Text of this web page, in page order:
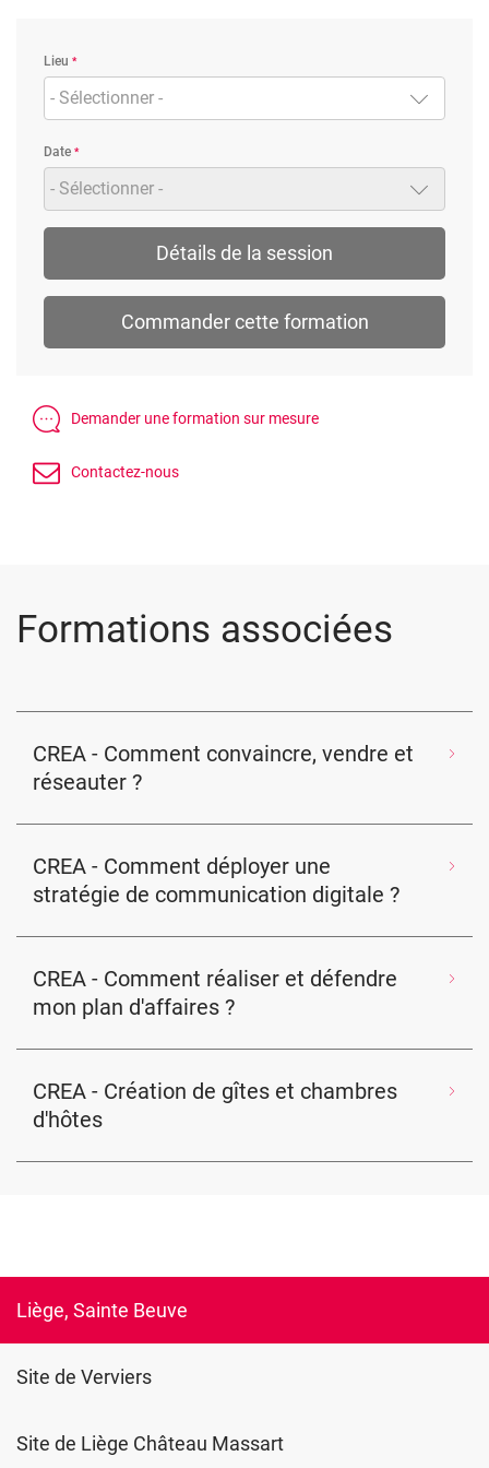
Lieu
- Sélectionner -
Date
- Sélectionner -
Formations associées
CREA - Comment convaincre, vendre et
réseauter ?
CREA - Comment déployer une
stratégie de communication digitale ?
CREA - Comment réaliser et défendre
mon plan d'affaires ?
CREA - Création de gîtes et chambres
d'hôtes
Liège, Sainte Beuve
Site de Verviers
Site de Liège Château Massart